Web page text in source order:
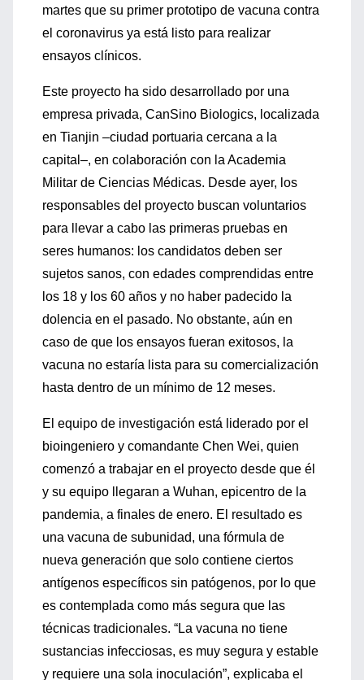
martes que su primer prototipo de vacuna contra
el coronavirus ya está listo para realizar
ensayos clínicos.
Este proyecto ha sido desarrollado por una
empresa privada, CanSino Biologics, localizada
en Tianjin –ciudad portuaria cercana a la
capital–, en colaboración con la Academia
Militar de Ciencias Médicas. Desde ayer, los
responsables del proyecto buscan voluntarios
para llevar a cabo las primeras pruebas en
seres humanos: los candidatos deben ser
sujetos sanos, con edades comprendidas entre
los 18 y los 60 años y no haber padecido la
dolencia en el pasado. No obstante, aún en
caso de que los ensayos fueran exitosos, la
vacuna no estaría lista para su comercialización
hasta dentro de un mínimo de 12 meses.
El equipo de investigación está liderado por el
bioingeniero y comandante Chen Wei, quien
comenzó a trabajar en el proyecto desde que él
y su equipo llegaran a Wuhan, epicentro de la
pandemia, a finales de enero. El resultado es
una vacuna de subunidad, una fórmula de
nueva generación que solo contiene ciertos
antígenos específicos sin patógenos, por lo que
es contemplada como más segura que las
técnicas tradicionales. “La vacuna no tiene
sustancias infecciosas, es muy segura y estable
y requiere una sola inoculación”, explicaba el